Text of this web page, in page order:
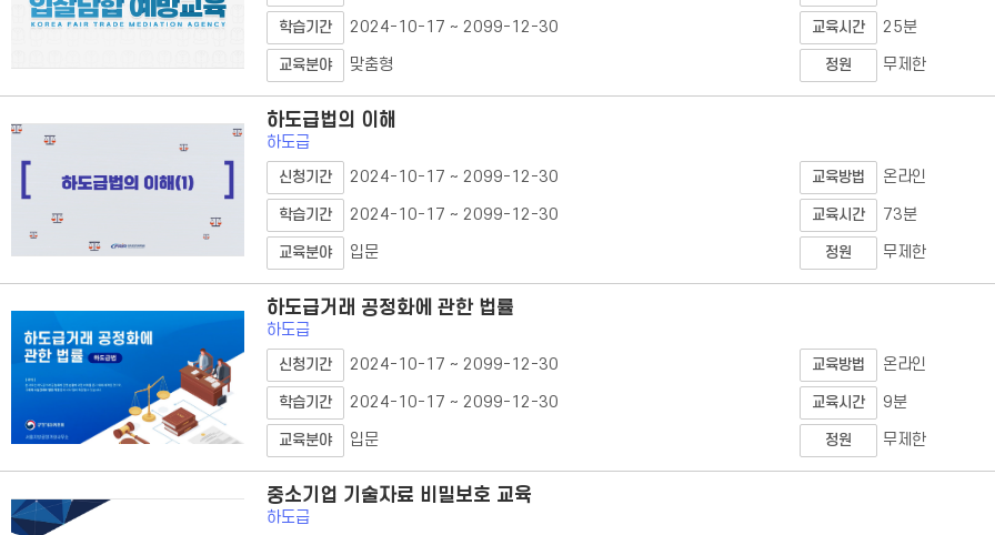
학습기간 2024-10-17 ~ 2099-12-30 교육시간 25분
교육분야 맞춤형 정원 무제한
하도급법의 이해
하도급
신청기간 2024-10-17 ~ 2099-12-30 교육방법 온라인
학습기간 2024-10-17 ~ 2099-12-30 교육시간 73분
교육분야 입문 정원 무제한
하도급거래 공정화에 관한 법률
하도급
신청기간 2024-10-17 ~ 2099-12-30 교육방법 온라인
학습기간 2024-10-17 ~ 2099-12-30 교육시간 9분
교육분야 입문 정원 무제한
중소기업 기술자료 비밀보호 교육
하도급